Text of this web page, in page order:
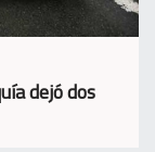
dejó dos